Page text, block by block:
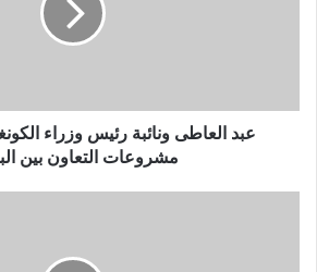
ر
عبد العاطى ونائبة رئيس وزراء
مشروعات التعاون بين